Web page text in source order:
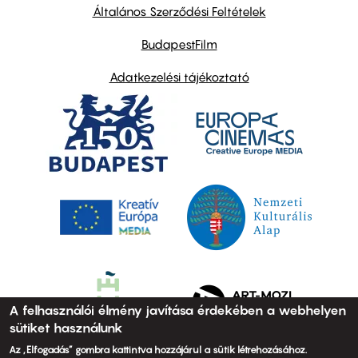
Általános Szerződési Feltételek
BudapestFilm
Adatkezelési tájékoztató
A felhasználói élmény javítása érdekében a webhelyen
sütiket használunk
Az „Elfogadás” gombra kattintva hozzájárul a sütik létrehozásához.